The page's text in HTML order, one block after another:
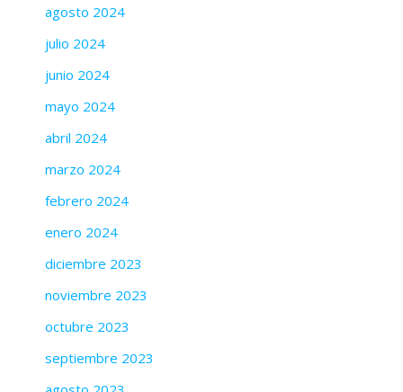
agosto 2024
julio 2024
junio 2024
mayo 2024
abril 2024
marzo 2024
febrero 2024
enero 2024
diciembre 2023
noviembre 2023
octubre 2023
septiembre 2023